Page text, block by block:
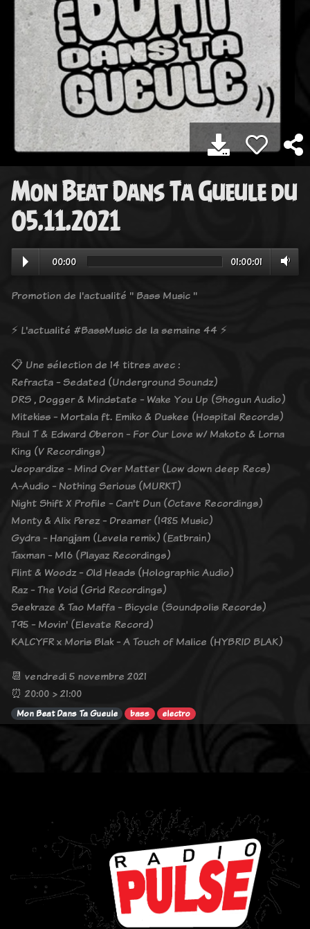
Mon Beat Dans Ta Gueule du
05.11.2021
00:00 01:00:01
Promotion de l'actualité " Bass Music "
⚡️ L'actualité #BassMusic de la semaine 44 ⚡️
📋 Une sélection de 14 titres avec :
Refracta - Sedated (Underground Soundz)
DRS , Dogger & Mindstate - Wake You Up (Shogun Audio)
Mitekiss - Mortala ft. Emiko & Duskee (Hospital Records)
Paul T & Edward Oberon - For Our Love w/ Makoto & Lorna
King (V Recordings)
Jeopardize - Mind Over Matter (Low down deep Recs)
A-Audio - Nothing Serious (MURKT)
Night Shift X Profile - Can't Dun (Octave Recordings)
Monty & Alix Perez - Dreamer (1985 Music)
Gydra - Hangjam (Levela remix) (Eatbrain)
Taxman - M16 (Playaz Recordings)
Flint & Woodz - Old Heads (Holographic Audio)
Raz - The Void (Grid Recordings)
Seekraze & Tao Maffa - Bicycle (Soundpolis Records)
T95 - Movin' (Elevate Record)
KALCYFR x Moris Blak - A Touch of Malice (HYBRID BLAK)
📆 vendredi 5 novembre 2021
⏰ 20:00 > 21:00
Mon Beat Dans Ta Gueule bass electro